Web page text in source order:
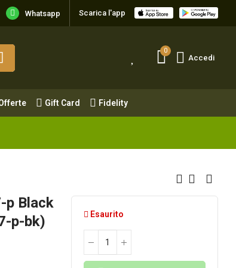
Whatsapp Scarica l'app
0
Accedi
Gift Card Fidelity
Offerte Gift Card Fidelity
p Black
p-bk)
Esaurito